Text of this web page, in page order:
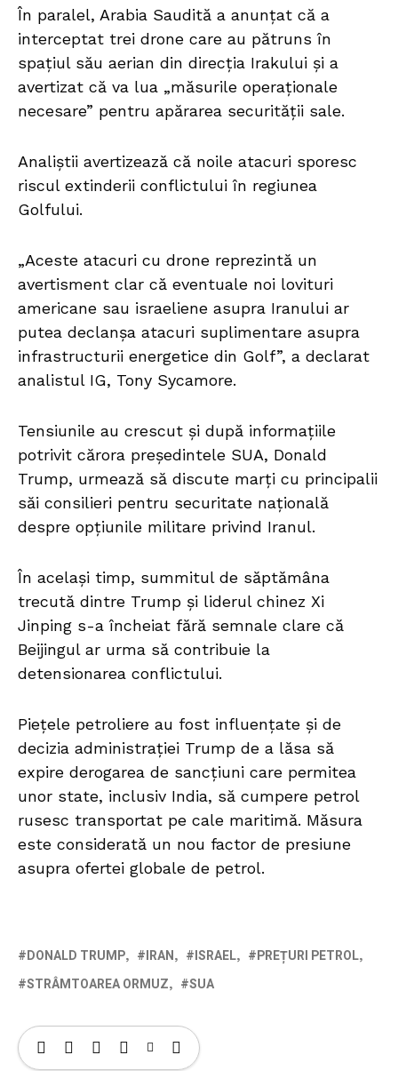
În paralel, Arabia Saudită a anunțat că a
interceptat trei drone care au pătruns în
spațiul său aerian din direcția Irakului și a
avertizat că va lua „măsurile operaționale
necesare” pentru apărarea securității sale.
Analiștii avertizează că noile atacuri sporesc
riscul extinderii conflictului în regiunea
Golfului.
„Aceste atacuri cu drone reprezintă un
avertisment clar că eventuale noi lovituri
americane sau israeliene asupra Iranului ar
putea declanșa atacuri suplimentare asupra
infrastructurii energetice din Golf”, a declarat
analistul IG, Tony Sycamore.
Tensiunile au crescut și după informațiile
potrivit cărora președintele SUA, Donald
Trump, urmează să discute marți cu principalii
săi consilieri pentru securitate națională
despre opțiunile militare privind Iranul.
În același timp, summitul de săptămâna
trecută dintre Trump și liderul chinez Xi
Jinping s-a încheiat fără semnale clare că
Beijingul ar urma să contribuie la
detensionarea conflictului.
Piețele petroliere au fost influențate și de
decizia administrației Trump de a lăsa să
expire derogarea de sancțiuni care permitea
unor state, inclusiv India, să cumpere petrol
rusesc transportat pe cale maritimă. Măsura
este considerată un nou factor de presiune
asupra ofertei globale de petrol.
DONALD TRUMP IRAN ISRAEL
PREȚURI PETROL
STRÂMTOAREA ORMUZ
SUA